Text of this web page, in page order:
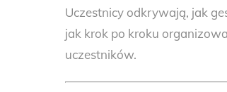
Uczestnicy odkrywają, jak
jak krok po kroku
uczestników.